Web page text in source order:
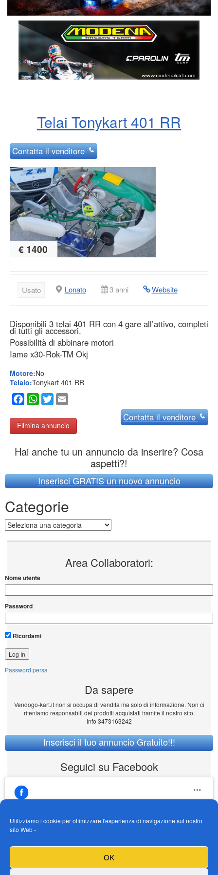
Utilizziamo i cookie per ottimizzare l'esperienza di navigazione sul nostro
sito Web -
OK
Telai Tonykart 401 RR
Contattail venditore
€ 1400
Usato Lonato 3 anni Website
Disponibili 3 telai 401 RR con 4 gare all’attivo, completi
di tutti gli accessori.
Possibilità di abbinare motori
Iame x30-Rok-TM Okj
Motore:No
Telaio:Tonykart 401 RR
Facebook
WhatsApp
Twitter
Elimina annuncio
Contattail venditore
Hai anche tu un annuncio da inserire? Cosa
aspetti?!
Inserisci GRATIS un nuovo annuncio
Categorie
Categorie
Area Collaboratori:
Nome utente
Password
Ricordami
Password persa
Da sapere
Vendogo-kart.it non si occupa di vendita ma solo di informazione. Non ci
riteniamo responsabili dei prodotti acquistati tramite il nostro sito.
Info 3473163242
Inserisci il tuo annuncio Gratuito!!!
Seguici su Facebook
https://www.facebook.com/Vendogokartit/
Fai clic per accettare i cookie marketing e
abilitare questo contenuto